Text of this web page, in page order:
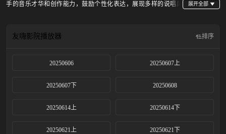
手的音乐才华和创作能力，鼓励个性化表达，展现多样的说唱风
代青年的特点。保证高质量的音乐制作，借助网络平台广泛传播，引领青年文化
友嗨影院播放器 排序
20250606 20250607上
20250607下 20250608
20250614上 20250614下
20250621上 20250621下